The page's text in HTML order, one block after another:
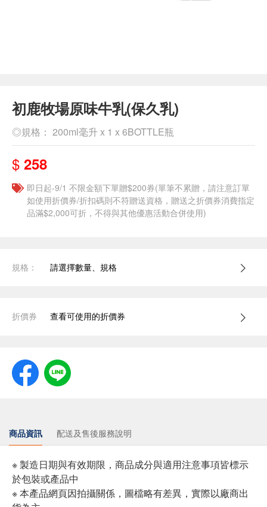
初鹿牧場原味牛乳(保久乳)
◎規格： 200ml毫升 x 1 x 6BOTTLE瓶
$ 258
即日起-9/1 不限金額下單贈$200券(單筆不累贈，請注意訂單
如使用折價券/折扣碼則不符贈送資格，贈送之折價券消費指定
品滿$2,000可折，不得與其他優惠活動合併使用)
規格： 請選擇數量、規格
折價券 查看可使用的折價券
商品資訊 配送及售後服務說明
※ 製造日期與有效期限，商品成分與適用注意事項皆標示
於包裝或產品中
※ 本產品網頁因拍攝關係，圖檔略有差異，實際以廠商出